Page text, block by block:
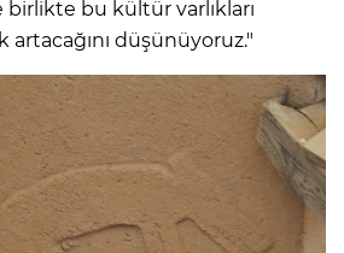
bu kültür varlıkları
artacağını düşünüyoruz."